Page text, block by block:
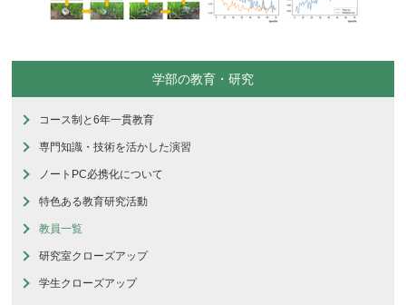
学部の教育・研究
コース制と6年一貫教育
専門知識・技術を活かした演習
ノートPC必携化について
特色ある教育研究活動
教員一覧
研究室クローズアップ
学生クローズアップ